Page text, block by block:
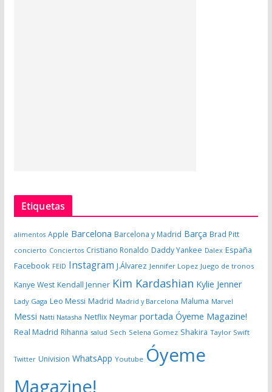
Etiquetas
alimentos Apple Barcelona Barcelona y Madrid Barça Brad Pitt
concierto Conciertos Cristiano Ronaldo Daddy Yankee Dalex España
Facebook FEID Instagram J.Álvarez Jennifer Lopez Juego de tronos
Kanye West Kendall Jenner Kim Kardashian Kylie Jenner
Lady Gaga Leo Messi Madrid Madrid y Barcelona Maluma Marvel
Messi Natti Natasha Netflix Neymar portada Óyeme Magazine!
Real Madrid Rihanna salud Sech Selena Gomez Shakira Taylor Swift
Twitter Univision WhatsApp Youtube Óyeme
Magazine!